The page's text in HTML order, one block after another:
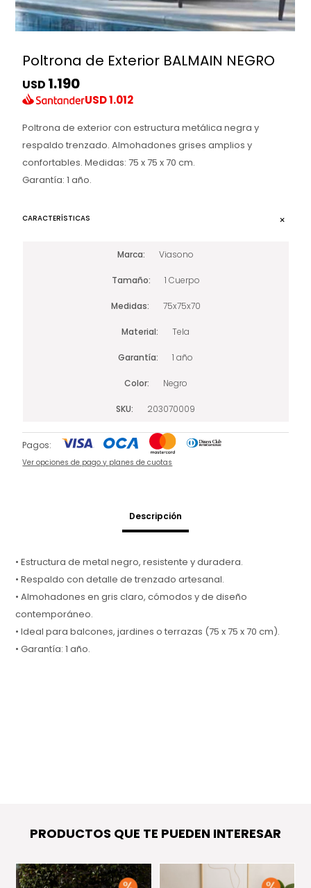
Poltrona de Exterior BALMAIN NEGRO
USD 1.190
USD1.012
Poltrona de exterior con estructura metálica negra y
respaldo trenzado. Almohadones grises amplios y
confortables. Medidas: 75 x 75 x 70 cm.
Garantía: 1 año.
CARACTERÍSTICAS
Marca Viasono
Tamaño 1 Cuerpo
Medidas 75x75x70
Material Tela
Garantía 1 año
Color Negro
SKU 203070009
Pagos:
Ver opciones de pago y planes de cuotas
Descripción
• Estructura de metal negro, resistente y duradera.
• Respaldo con detalle de trenzado artesanal.
• Almohadones en gris claro, cómodos y de diseño
contemporáneo.
• Ideal para balcones, jardines o terrazas (75 x 75 x 70 cm).
• Garantía: 1 año.
PRODUCTOS QUE TE PUEDEN INTERESAR